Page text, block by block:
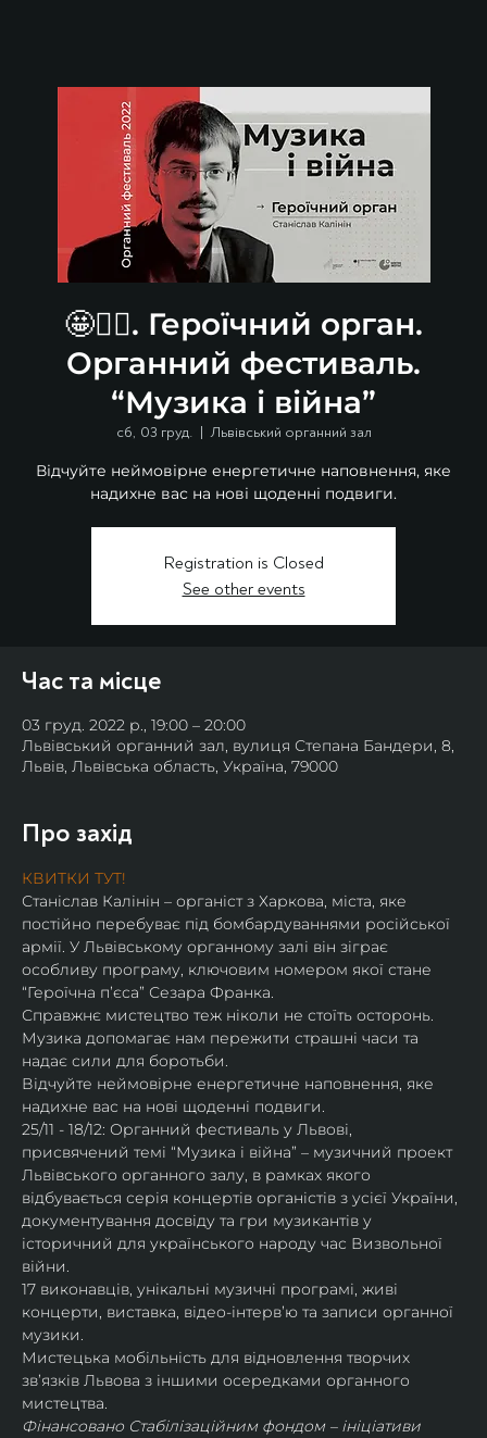
🤩🦸‍♂️. Героїчний орган.
Органний фестиваль.
“Музика і війна”
сб, 03 груд.
  |
Львівський органний зал
Відчуйте неймовірне енергетичне наповнення, яке
надихне вас на нові щоденні подвиги.
Registration is Closed
See other events
Час та місце
03 груд. 2022 р., 19:00 – 20:00
Львівський органний зал, вулиця Степана Бандери, 8,
Львів, Львівська область, Україна, 79000
Про захід
КВИТКИ ТУТ!
Станіслав Калінін – органіст з Харкова, міста, яке
постійно перебуває під бомбардуваннями російської
армії. У Львівському органному залі він зіграє
особливу програму, ключовим номером якої стане
“Героїчна пʼєса” Сезара Франка.
Справжнє мистецтво теж ніколи не стоїть осторонь.
Музика допомагає нам пережити страшні часи та
надає сили для боротьби.
Відчуйте неймовірне енергетичне наповнення, яке
надихне вас на нові щоденні подвиги.
25/11 - 18/12: Органний фестиваль у Львові,
присвячений темі “Музика і війна” – музичний проект
Львівського органного залу, в рамках якого
відбувається серія концертів органістів з усієї України,
документування досвіду та гри музикантів у
історичний для українського народу час Визвольної
війни.
17 виконавців, унікальні музичні програмі, живі
концерти, виставка, відео-інтервʼю та записи органної
музики.
Мистецька мобільність для відновлення творчих
зв’язків Львова з іншими осередками органного
мистецтва.
Фінансовано Стабілізаційним фондом – ініціативи